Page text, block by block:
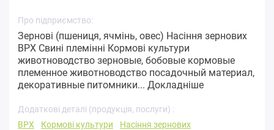
Про підприємство:
Зернові (пшениця, ячмінь, овес) Насіння зернових
ВРХ Свині племінні Кормові культури
животноводство зерновые, бобовые кормовые
племенное животноводство посадочный материал,
декоративные питомники... Докладніше
Додаткові деталі (продукція, послуги) :
ВРХ
Кормові культури
Насіння зернових